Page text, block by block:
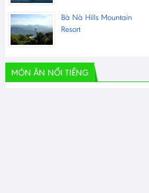
Bà Nà Hills Mountain
Resort
MÓN ĂN NỔI TIẾNG